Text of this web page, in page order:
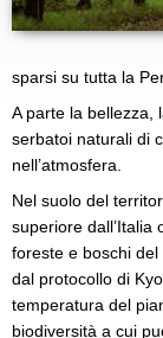
sparsi su tutta la
A parte la bellezza,
serbatoi naturali di
nell’atmosfera.
Nel suolo del
superiore dall’Italia
foreste e boschi
dal protocollo di
temperatura del
biodiversità a cui